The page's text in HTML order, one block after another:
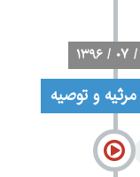
/ ۰۷ / ۰۶
و توصیه